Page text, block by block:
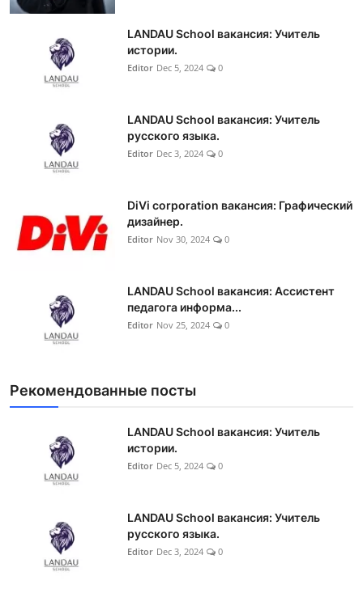
LANDAU School вакансия: Учитель
истории.
Editor Dec 5, 2024 0
LANDAU School вакансия: Учитель
русского языка.
Editor Dec 3, 2024 0
DiVi corporation вакансия: Графический
дизайнер.
Editor Nov 30, 2024 0
LANDAU School вакансия: Ассистент
педагога информа...
Editor Nov 25, 2024 0
Рекомендованные посты
LANDAU School вакансия: Учитель
истории.
Editor Dec 5, 2024 0
LANDAU School вакансия: Учитель
русского языка.
Editor Dec 3, 2024 0